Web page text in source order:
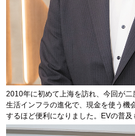
2010年に初めて上海を訪れ、今回が
生活インフラの進化で、現金を使う機
するほど便利になりました。EVの普及